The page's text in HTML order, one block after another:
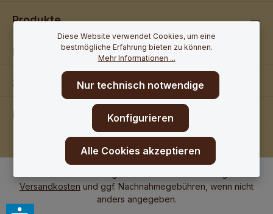
Produkte
Partnershops
Shop Service
Rechtliches
Versandkosten und ggf. Nachnahmegebühren, wenn nicht
anders angegeben.
Diese Website verwendet Cookies, um eine
bestmögliche Erfahrung bieten zu können.
Mehr Informationen ...
Nur technisch notwendige
Konfigurieren
Alle Cookies akzeptieren